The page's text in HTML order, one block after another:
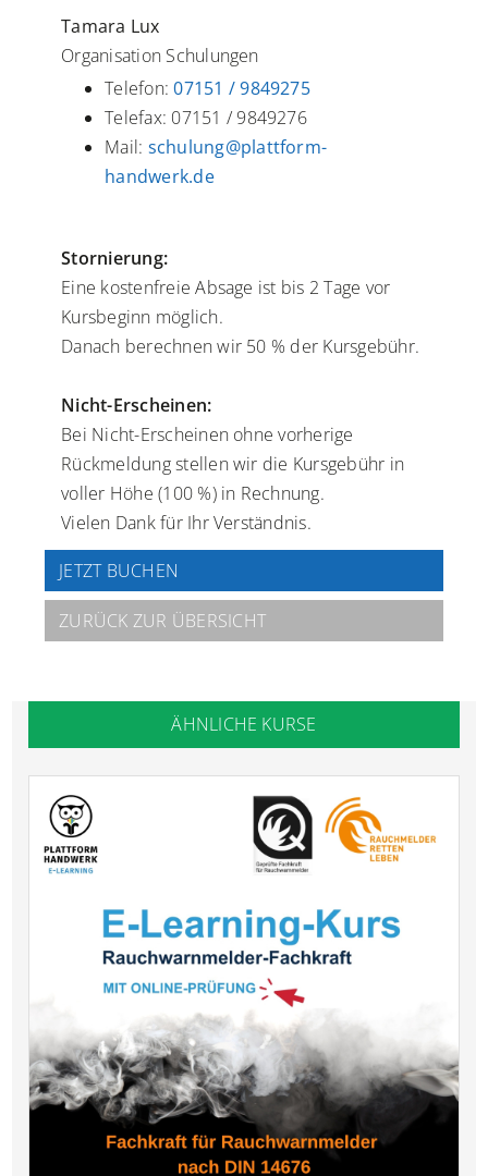
ÄHNLICHE KURSE
Tamara Lux
Organisation Schulungen
Telefon:07151 / 9849275
Telefax: 07151 / 9849276
Mail: schulung@plattform-
handwerk.de
Stornierung:
Eine kostenfreie Absage ist bis 2 Tage vor
Kursbeginn möglich.
Danach berechnen wir 50 % der Kursgebühr.
Nicht-Erscheinen:
Bei Nicht-Erscheinen ohne vorherige
Rückmeldung stellen wir die Kursgebühr in
voller Höhe (100 %) in Rechnung.
Vielen Dank für Ihr Verständnis.
JETZT BUCHEN
ZURÜCK ZUR ÜBERSICHT